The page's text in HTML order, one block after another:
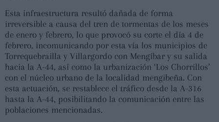
Esta infraestructura resultó dañada de forma
irreversible a causa del tren de tormentas de los meses
de enero y febrero, lo que provocó su corte el día 4 de
febrero, incomunicando por esta vía los municipios de
Torrequebrailla y Villargordo con Mengíbar y su salida
hacia la A-44, así como la urbanización ‘Los Chorrillos’
con el núcleo urbano de la localidad mengibeña. Con
esta actuación, se restablece el tráfico desde la A-316
hasta la A-44, posibilitando la comunicación entre las
poblaciones mencionadas.